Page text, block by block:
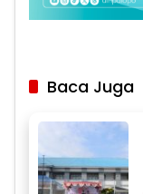
Baca Juga